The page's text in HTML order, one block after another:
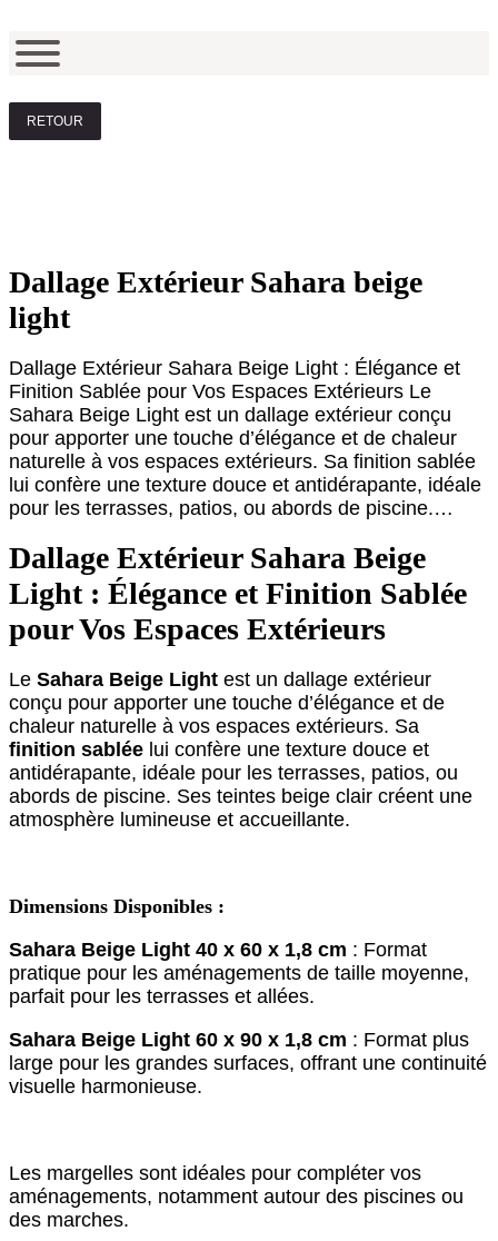
RETOUR
Dallage Extérieur Sahara beige
light
Dallage Extérieur Sahara Beige Light : Élégance et
Finition Sablée pour Vos Espaces Extérieurs Le
Sahara Beige Light est un dallage extérieur conçu
pour apporter une touche d’élégance et de chaleur
naturelle à vos espaces extérieurs. Sa finition sablée
lui confère une texture douce et antidérapante, idéale
pour les terrasses, patios, ou abords de piscine.…
Dallage Extérieur Sahara Beige
Light : Élégance et Finition Sablée
pour Vos Espaces Extérieurs
Le Sahara Beige Light est un dallage extérieur
conçu pour apporter une touche d’élégance et de
chaleur naturelle à vos espaces extérieurs. Sa
finition sablée lui confère une texture douce et
antidérapante, idéale pour les terrasses, patios, ou
abords de piscine. Ses teintes beige clair créent une
atmosphère lumineuse et accueillante.
Dimensions Disponibles :
Sahara Beige Light 40 x 60 x 1,8 cm : Format
pratique pour les aménagements de taille moyenne,
parfait pour les terrasses et allées.
Sahara Beige Light 60 x 90 x 1,8 cm : Format plus
large pour les grandes surfaces, offrant une continuité
visuelle harmonieuse.
Les margelles sont idéales pour compléter vos
aménagements, notamment autour des piscines ou
des marches.